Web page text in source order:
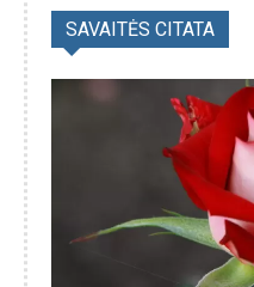
SAVAITĖS CITATA